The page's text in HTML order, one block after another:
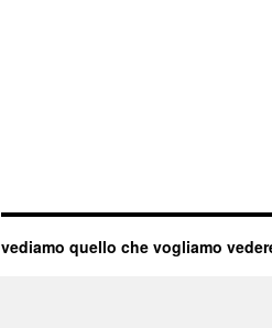
vediamo quello che vogliamo